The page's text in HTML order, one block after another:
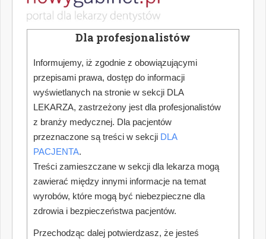
Dla profesjonalistów
Informujemy, iż zgodnie z obowiązującymi
przepisami prawa, dostęp do informacji
wyświetlanych na stronie w sekcji DLA
LEKARZA, zastrzeżony jest dla profesjonalistów
z branży medycznej. Dla pacjentów
przeznaczone są treści w sekcji DLA
PACJENTA.
Treści zamieszczane w sekcji dla lekarza mogą
zawierać między innymi informacje na temat
wyrobów, które mogą być niebezpieczne dla
zdrowia i bezpieczeństwa pacjentów.
Przechodząc dalej potwierdzasz, że jesteś